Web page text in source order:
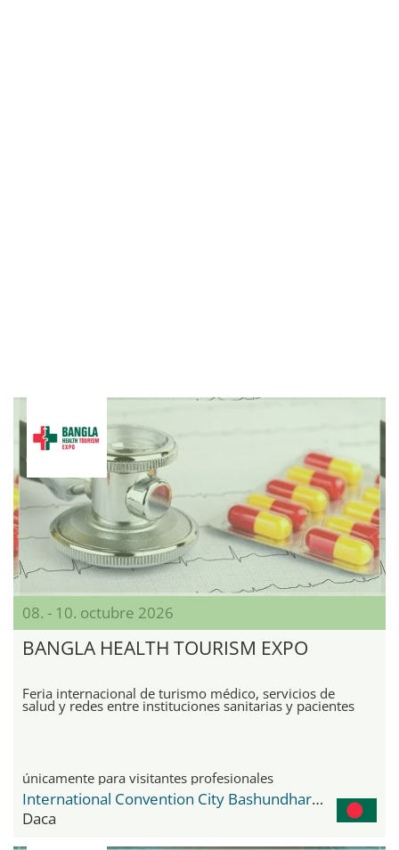
08. - 10. octubre 2026
BANGLA HEALTH TOURISM EXPO
Feria internacional de turismo médico, servicios de
salud y redes entre instituciones sanitarias y pacientes
únicamente para visitantes profesionales
International Convention City Bashundhara - ICCB
Daca